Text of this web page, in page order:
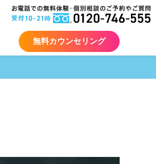
無料カウンセリング